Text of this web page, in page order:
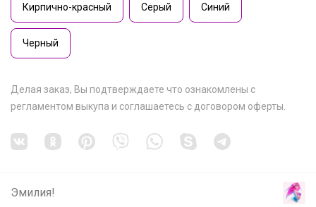
Кирпично-красный Серый Синий
Черный
Делая заказ, Вы подтверждаете что ознакомлены с
регламентом выкупа и соглашаетесь с договором оферты
Эмилия!